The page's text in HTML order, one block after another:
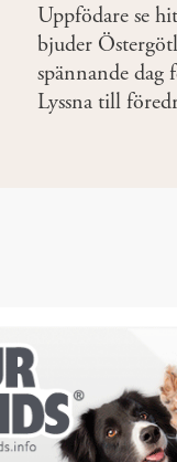
Uppfödare se
bjuder
spännande dag
Lyssna till